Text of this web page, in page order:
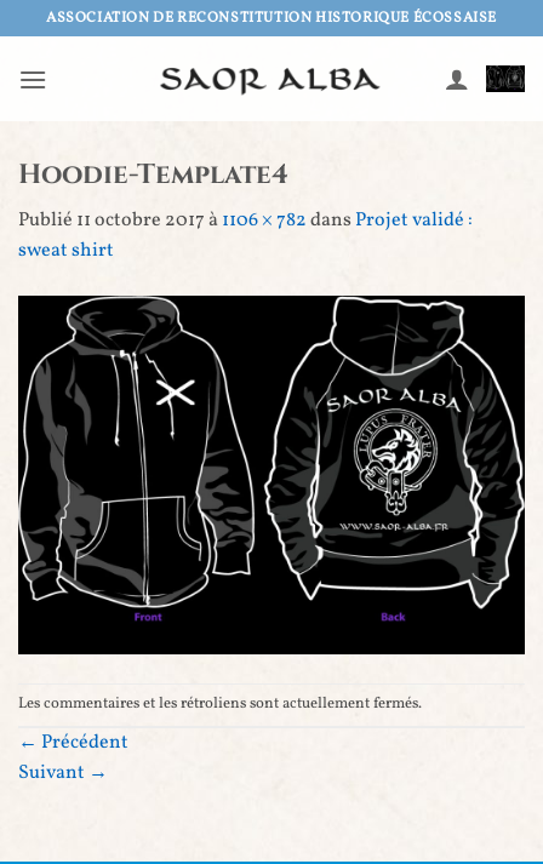
Passer
au
contenu
ASSOCIATION DE RECONSTITUTION HISTORIQUE ÉCOSSAISE
Hoodie-Template4
Publié 11 octobre 2017à1106 × 782dans Projet validé :
sweat shirt
Les commentaires et les rétroliens sont actuellement fermés.
← Précédent
Suivant →